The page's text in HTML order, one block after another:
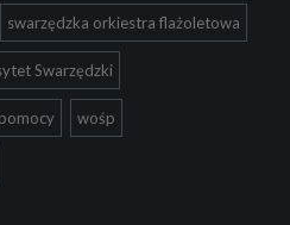
swarzędzka orkiestra flażoletowa
Swarzędzki
wośp